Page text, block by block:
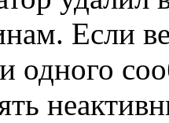
Если
одного